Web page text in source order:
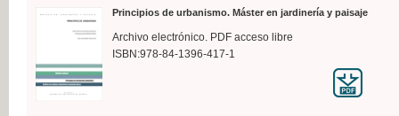
Principios de urbanismo. Máster en jardinería y paisaje
Archivo electrónico. PDF acceso libre
ISBN:978-84-1396-417-1